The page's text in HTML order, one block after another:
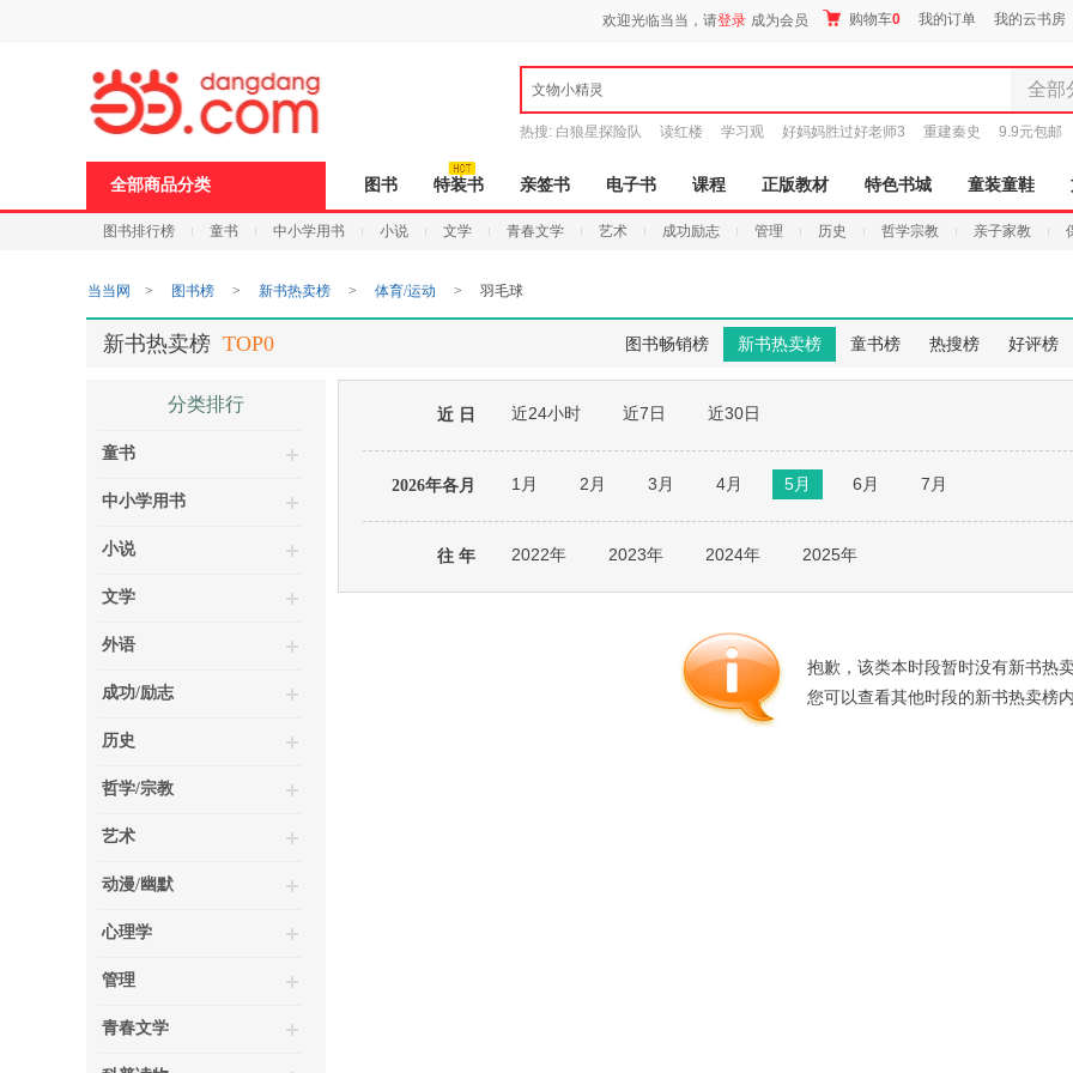
页
欢迎光临当当，请登录 成为会员 购物车0 我的订单 我的云书房
文物小精灵 全部
全部分
图书
电子书
音像
玩具
孕婴
食品
手机
热搜: 白狼星探险队 读红楼 学习观 好妈妈胜过好老师3 重建秦史 9.9元包邮
全部商品分类 图书 特装书 亲签书 电子书 课程 正版教材 特色书城 童装童鞋
图书排行榜 童书 中小学用书 小说 文学 青春文学 艺术 成功励志 管理 历史 哲学宗教 亲子家教
当当网 > 图书榜 > 新书热卖榜 > 体育/运动 > 羽毛球
图书畅销榜 新书热卖榜 童书榜 热搜榜 好评榜
新书热卖榜 TOP0
分类排行
童书
中小学用书
小说
文学
外语
成功/励志
历史
哲学/宗教
艺术
动漫/幽默
心理学
管理
青春文学
近 日 近24小时 近7日 近30日
2026年各月 1月 2月 3月 4月 5月 6月 7月
往 年 2022年 2023年 2024年 2025年
抱歉，该类本时段暂时没有新书热卖
您可以查看其他时段的新书热卖榜内